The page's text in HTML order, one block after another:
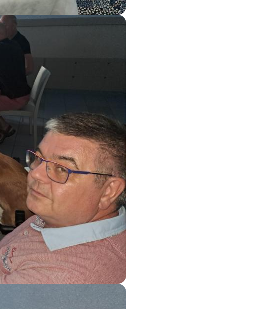
Zoom on image
Zoom on image